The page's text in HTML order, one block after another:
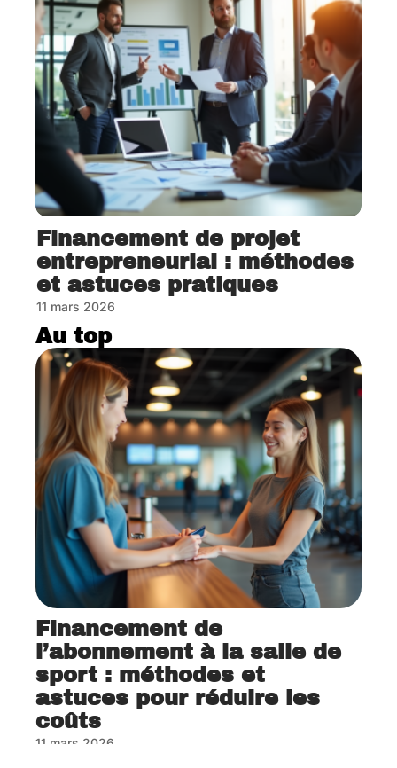
Financement de projet
entrepreneurial : méthodes
et astuces pratiques
11 mars 2026
Au top
Financement de
l’abonnement à la salle de
sport : méthodes et
astuces pour réduire les
coûts
11 mars 2026